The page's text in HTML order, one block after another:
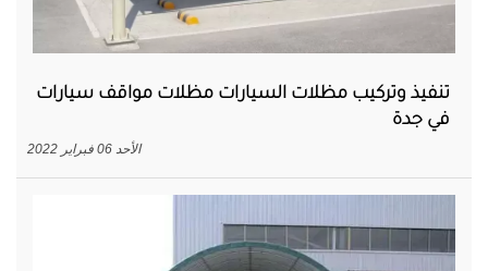
تنفيذ وتركيب مظلات السيارات مظلات مواقف سيارات
في جدة
الأحد 06 فبراير 2022